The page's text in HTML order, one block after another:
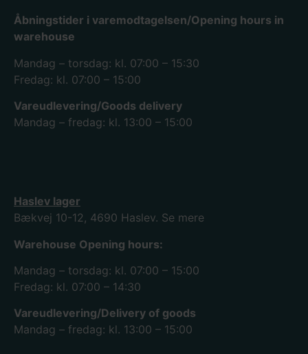
Åbningstider i varemodtagelsen/Opening hours in
warehouse
Mandag – torsdag: kl. 07:00 – 15:30
Fredag: kl. 07:00 – 15:00
Vareudlevering/Goods delivery
Mandag – fredag: kl. 13:00 – 15:00
Haslev lager
Bækvej 10-12, 4690 Haslev. Se mere
Warehouse Opening hours:
Mandag – torsdag: kl. 07:00 – 15:00
Fredag: kl. 07:00 – 14:30
Vareudlevering/Delivery of goods
Mandag – fredag: kl. 13:00 – 15:00